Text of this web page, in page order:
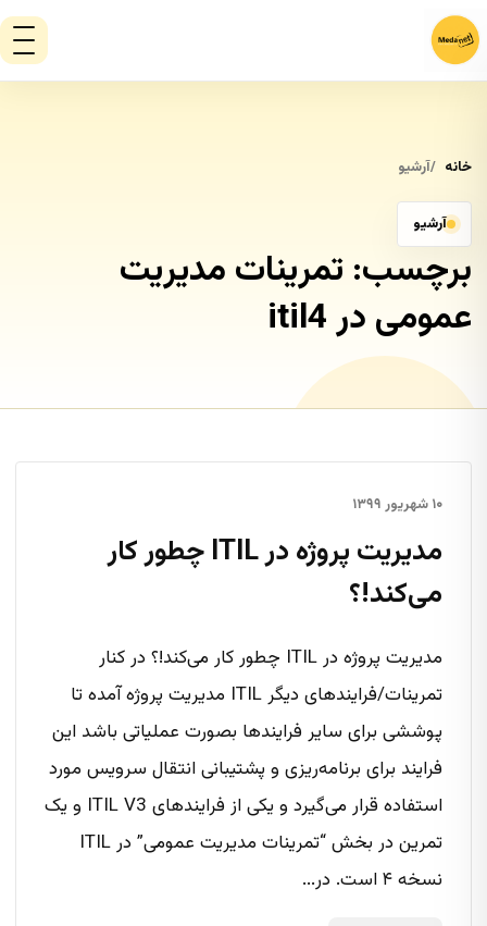
خانه آرشیو
آرشیو
برچسب: تمرینات مدیریت
عمومی در itil4
۱۰ شهریور ۱۳۹۹
مدیریت پروژه در ITIL چطور کار
می‌کند!؟
مدیریت پروژه در ITIL چطور کار می‌کند!؟ در کنار
تمرینات/فرایندهای دیگر ITIL مدیریت پروژه‌ آمده تا
پوششی برای سایر فرایندها بصورت عملیاتی باشد این
فرایند برای برنامه‌ریزی و پشتیبانی انتقال سرویس مورد
استفاده قرار می‌گیرد و یکی از فرایندهای ITIL V3 و یک
تمرین در بخش “تمرینات مدیریت عمومی” در ITIL
نسخه ۴ است. در...